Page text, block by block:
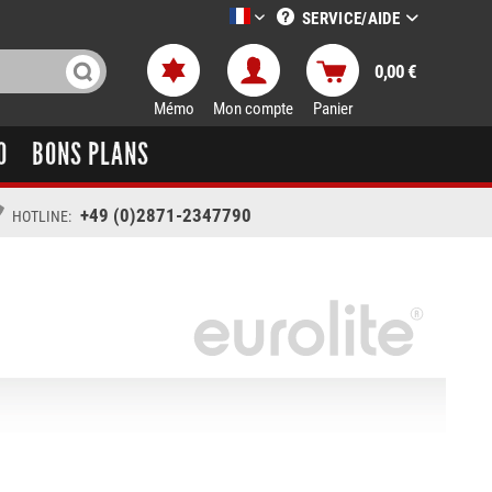
LTT-Versand französisch
SERVICE/AIDE
Mémo Mon compte Panier
0,00 €
BONS PLANS
HOTLINE: +49 (0)2871-2347790